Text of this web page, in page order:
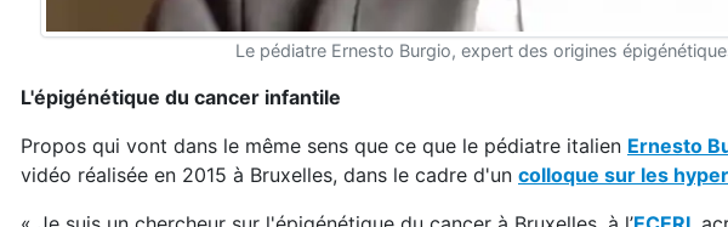
Le pédiatre Ernesto Burgio, expert des origines
L'épigénétique du cancer infantile
Propos qui vont dans le même sens que ce que le pédiatre italien Ernesto
vidéo réalisée en 2015 à Bruxelles, dans le cadre d'un colloque sur les